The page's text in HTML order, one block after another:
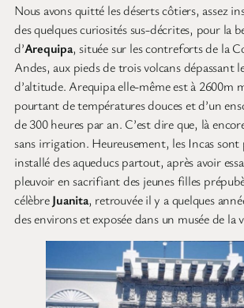
Nous avons quitté les déserts côtiers, assez
des quelques curiosités sus-décrites, pour la
d’Arequipa, située sur les contreforts de la
Andes, aux pieds de trois volcans dépassant
d’altitude. Arequipa elle-même est à 2600m
pourtant de températures douces et d’un
de 300 heures par an. C’est dire que, là
sans irrigation. Heureusement, les Incas sont
installé des aqueducs partout, après avoir
pleuvoir en sacrifiant des jeunes filles
célèbreJuanita, retrouvée il y a quelques
des environs et exposée dans un musée de la